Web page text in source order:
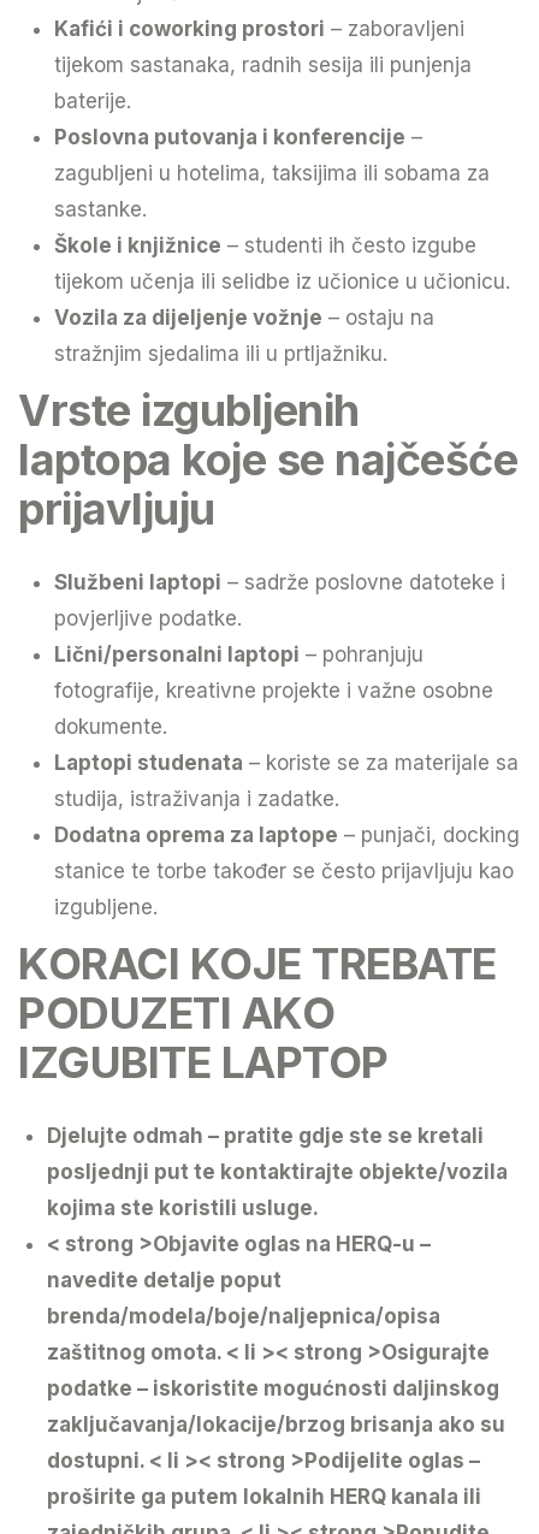
Kafići i coworking prostori – zaboravljeni
tijekom sastanaka, radnih sesija ili punjenja
baterije.
Poslovna putovanja i konferencije –
zagubljeni u hotelima, taksijima ili sobama za
sastanke.
Škole i knjižnice – studenti ih često izgube
tijekom učenja ili selidbe iz učionice u učionicu.
Vozila za dijeljenje vožnje – ostaju na
stražnjim sjedalima ili u prtljažniku.
Vrste izgubljenih
laptopa koje se najčešće
prijavljuju
Službeni laptopi – sadrže poslovne datoteke i
povjerljive podatke.
Lični/personalni laptopi – pohranjuju
fotografije, kreativne projekte i važne osobne
dokumente.
Laptopi studenata – koriste se za materijale sa
studija, istraživanja i zadatke.
Dodatna oprema za laptope – punjači, docking
stanice te torbe također se često prijavljuju kao
izgubljene.
KORACI KOJE TREBATE
PODUZETI AKO
IZGUBITE LAPTOP
Djelujte odmah – pratite gdje ste se kretali
posljednji put te kontaktirajte objekte/vozila
kojima ste koristili usluge.
< strong >Objavite oglas na HERQ-u –
navedite detalje poput
brenda/modela/boje/naljepnica/opisa
zaštitnog omota. < li >< strong >Osigurajte
podatke – iskoristite mogućnosti daljinskog
zaključavanja/lokacije/brzog brisanja ako su
dostupni. < li >< strong >Podijelite oglas –
proširite ga putem lokalnih HERQ kanala ili